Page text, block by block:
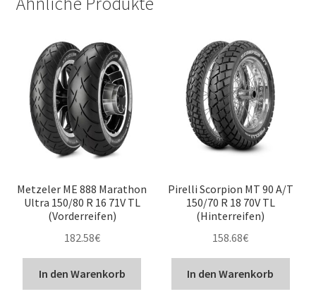
Metzeler ME 888 Marathon
Ultra 150/80 R 16 71V TL
(Vorderreifen)
182.58€
In den Warenkorb
Pirelli Scorpion MT 90 A/T
150/70 R 18 70V TL
(Hinterreifen)
158.68€
In den Warenkorb